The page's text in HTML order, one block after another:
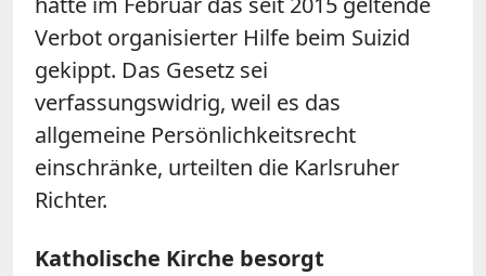
Verbot organisierter Hilfe beim Suizid
gekippt. Das Gesetz sei
verfassungswidrig, weil es das
allgemeine Persönlichkeitsrecht
einschränke, urteilten die Karlsruher
Richter.
Katholische Kirche besorgt